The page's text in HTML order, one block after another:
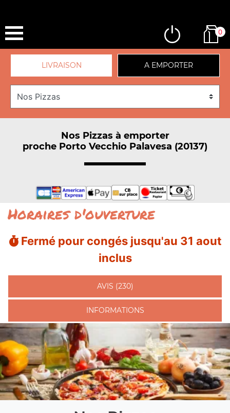
0
LIVRAISON A EMPORTER
Nos Pizzas à emporter
proche Porto Vecchio Palavesa (20137)
Horaires d'ouverture
Fermé pour congés jusqu'au 31 aout
inclus
AVIS (230)
INFORMATIONS